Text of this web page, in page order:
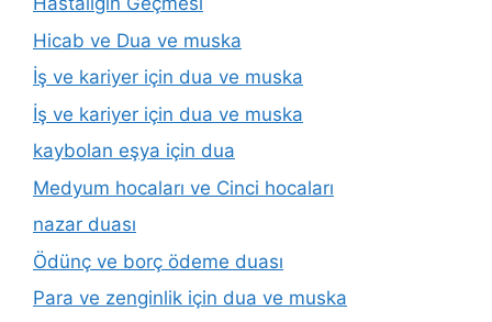
Hicab ve Dua ve muska
İş ve kariyer için dua ve muska
İş ve kariyer için dua ve muska
kaybolan eşya için dua
Medyum hocaları ve Cinci hocaları
nazar duası
Ödünç ve borç ödeme duası
Para ve zenginlik için dua ve muska